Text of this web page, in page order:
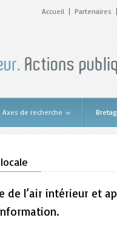
Accueil Partenaires
Axes de recherche »
de l’air intérieur et